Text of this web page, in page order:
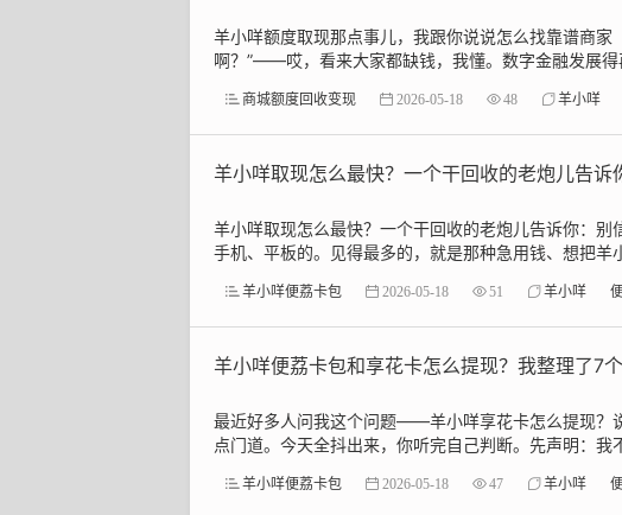
羊小咩额度取现那点事儿，我跟你说说怎么找靠谱商
啊？”——哎，看来大家都缺钱，我懂。数字金融发展
商城额度回收变现 2026-05-18 48 羊小咩
羊小咩取现怎么最快？一个干回收的老炮儿告诉
羊小咩取现怎么最快？一个干回收的老炮儿告诉你：
手机、平板的。见得最多的，就是那种急用钱、想把羊
羊小咩便荔卡包 2026-05-18 51 羊小咩
羊小咩便荔卡包和享花卡怎么提现？我整理了7
最近好多人问我这个问题——羊小咩享花卡怎么提现？
点门道。今天全抖出来，你听完自己判断。先声明：
羊小咩便荔卡包 2026-05-18 47 羊小咩